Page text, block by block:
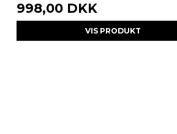
998,00 DKK
VIS PRODUKT